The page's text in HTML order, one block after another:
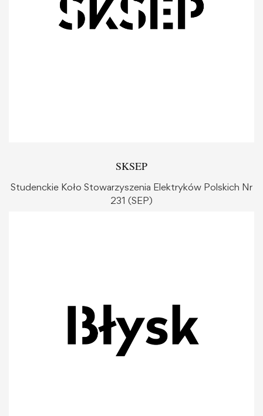
SKSEP
Studenckie Koło Stowarzyszenia Elektryków Polskich Nr
231 (SEP)